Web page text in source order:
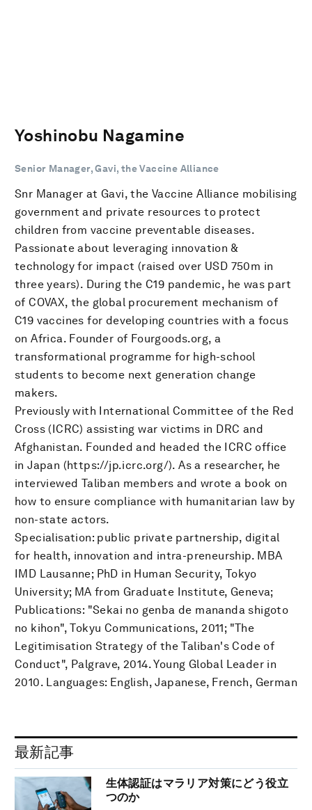
Yoshinobu Nagamine
Senior Manager, Gavi, the Vaccine Alliance
Snr Manager at Gavi, the Vaccine Alliance mobilising
government and private resources to protect
children from vaccine preventable diseases.
Passionate about leveraging innovation &
technology for impact (raised over USD 750m in
three years). During the C19 pandemic, he was part
of COVAX, the global procurement mechanism of
C19 vaccines for developing countries with a focus
on Africa. Founder of Fourgoods.org, a
transformational programme for high-school
students to become next generation change
makers.
Previously with International Committee of the Red
Cross (ICRC) assisting war victims in DRC and
Afghanistan. Founded and headed the ICRC office
in Japan (https://jp.icrc.org/). As a researcher, he
interviewed Taliban members and wrote a book on
how to ensure compliance with humanitarian law by
non-state actors.
Specialisation: public private partnership, digital
for health, innovation and intra-preneurship. MBA
IMD Lausanne; PhD in Human Security, Tokyo
University; MA from Graduate Institute, Geneva;
Publications: "Sekai no genba de mananda shigoto
no kihon", Tokyu Communications, 2011; "The
Legitimisation Strategy of the Taliban's Code of
Conduct", Palgrave, 2014. Young Global Leader in
2010. Languages: English, Japanese, French, German
最新記事
生体認証はマラリア対策にどう役立
つのか